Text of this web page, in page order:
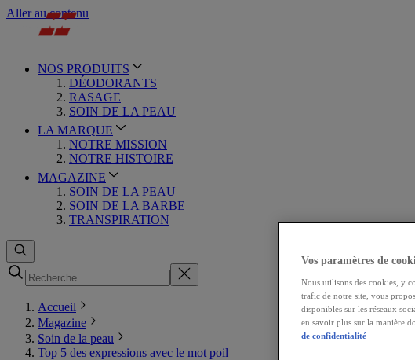
Aller au contenu
NOS PRODUITS
DÉODORANTS
RASAGE
SOIN DE LA PEAU
LA MARQUE
NOTRE MISSION
NOTRE HISTOIRE
MAGAZINE
SOIN DE LA PEAU
SOIN DE LA BARBE
TRANSPIRATION
Accueil
Magazine
Soin de la peau
Top 5 des expressions avec le mot poil
Vos paramètres de
Nous utilisons des cookies, y
trafic de notre site, vous
disponibles sur les réseaux
en savoir plus sur la manière
de confidentialité